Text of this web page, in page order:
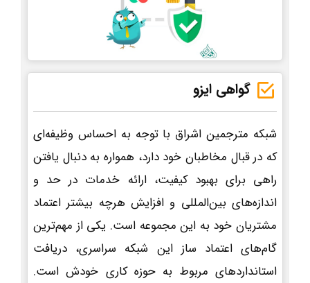
گواهی ایزو
شبکه مترجمین اشراق با توجه به احساس وظیفه‌ای
که در قبال مخاطبان خود دارد، همواره به دنبال یافتن
راهی برای بهبود کیفیت، ارائه خدمات در حد و
اندازه‌های بین‌المللی و افزایش هرچه بیشتر اعتماد
مشتریان خود به این مجموعه است. یکی از مهم‌ترین
گام‌های اعتماد ساز این شبکه سراسری، دریافت
استانداردهای مربوط به حوزه کاری خودش است.